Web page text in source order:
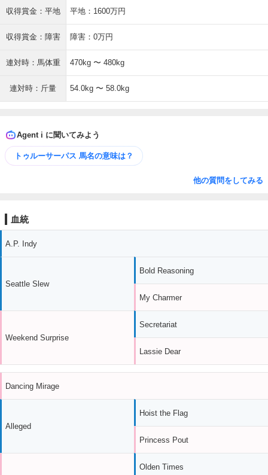
収得賞金：平地 平地：1600万円
収得賞金：障害 障害：0万円
連対時：馬体重 470kg 〜 480kg
連対時：斤量 54.0kg 〜 58.0kg
Agent i に聞いてみよう
トゥルーサーパス 馬名の意味は？
他の質問をしてみる
血統
A.P. Indy
Seattle Slew
Weekend Surprise
Bold Reasoning
My Charmer
Secretariat
Lassie Dear
Dancing Mirage
Alleged
Hoist the Flag
Princess Pout
Olden Times